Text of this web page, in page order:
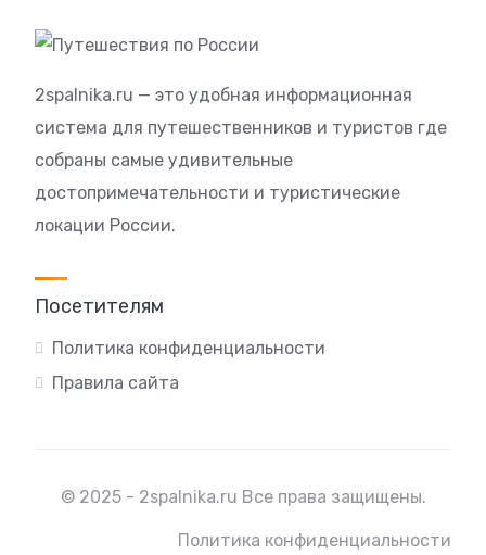
2spalnika.ru — это удобная информационная
система для путешественников и туристов где
собраны самые удивительные
достопримечательности и туристические
локации России.
Посетителям
Политика конфиденциальности
Правила сайта
© 2025 - 2spalnika.ru Все права защищены.
Политика конфиденциальности